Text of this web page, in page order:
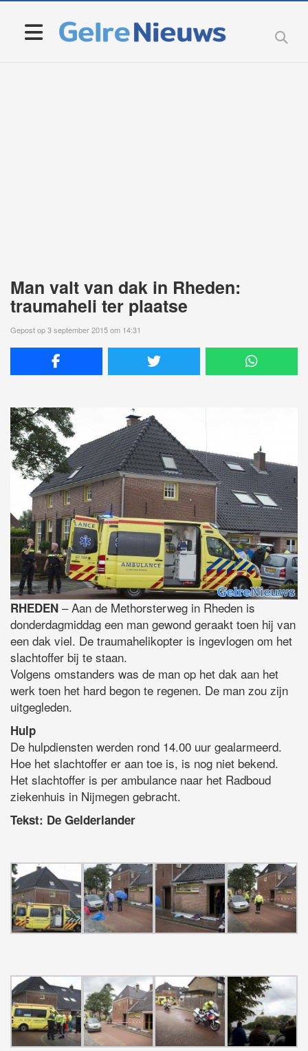
Man valt van dak in Rheden:
traumaheli ter plaatse
Gepost op 3 september 2015 om 14:31
RHEDEN – Aan de Methorsterweg in Rheden is
donderdagmiddag een man gewond geraakt toen hij van
een dak viel. De traumahelikopter is ingevlogen om het
slachtoffer bij te staan.
Volgens omstanders was de man op het dak aan het
werk toen het hard begon te regenen. De man zou zijn
uitgegleden.
Hulp
De hulpdiensten werden rond 14.00 uur gealarmeerd.
Hoe het slachtoffer er aan toe is, is nog niet bekend.
Het slachtoffer is per ambulance naar het Radboud
ziekenhuis in Nijmegen gebracht.
Tekst: De Gelderlander